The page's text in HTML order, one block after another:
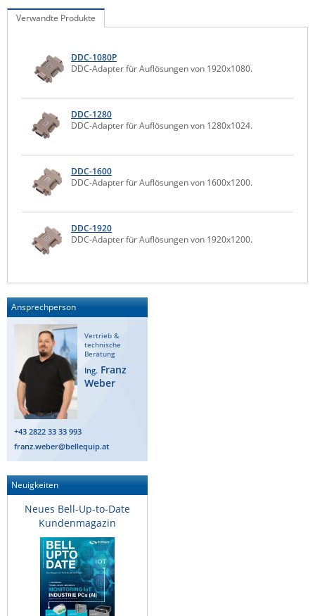
IEC Lock
Kerlink
Kramer Electronics
Legrand
LigoWave
Milesight
Moxa
Panorama Antennas
Power Kingdom
Poynting
Raritan
Riello UPS
Server Technology
Siretta
SIRIO Antenne
Sunbird
TEKTELIC
Teltonika
Unwired Networks
Vision
WATTECO
Westermo
Verwandte Produkte
DDC-1080P
DDC-Adapter für Auflösungen von 1920x1080.
DDC-1280
DDC-Adapter für Auflösungen von 1280x1024.
DDC-1600
DDC-Adapter für Auflösungen von 1600x1200.
DDC-1920
DDC-Adapter für Auflösungen von 1920x1200.
Ansprechperson
Vertrieb &
technische
Beratung
Ing. Franz
Weber
+43 2822 33 33 993
franz.weber@bellequip.at
Neuigkeiten
Neues Bell-Up-to-Date
Kundenmagazin